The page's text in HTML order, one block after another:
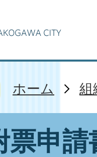
ホーム 組
票申請